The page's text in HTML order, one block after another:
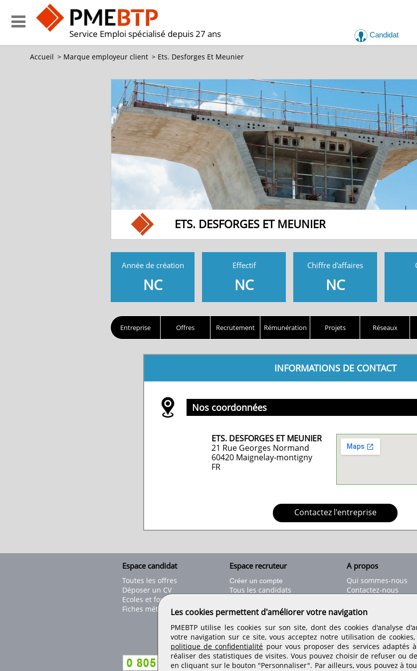
Service Emploi spécialisé depuis 27 ans Candidat
Accueil > Marque employeur client > Ets. Desforges Et Meunier
ETS. DESFORGES ET MEUNIER
Année de création
NC
Effectif
NC
Chiffre d'affaires
NC
Entreprise Offres Recrutement Rémunération Projets Réseaux
INFORMATIONS DE CONTACT
Nos coordonnées
ETS. DESFORGES ET MEUNIER
21 Rue Georges Normand
60420 Maignelay-montigny
FR
Contactez l'entreprise
Espace candidat
Toutes les offres
Déposer un CV
Ecoles et formations
Fiches métiers
Espace recruteur
Créer un compte
Tous les candidats
Déposer une offre de stage
Nos tarifs
A propos
Qui sommes-nous
Contactez-nous
Informations légales
Conditions générales
Rejoignez nos
Retrouvez-nous sur les réseaux sociaux
Les cookies permettent d'améliorer votre navigation
PMEBTP utilise les cookies sur son site, dont des cookies d'analyse
votre navigation sur ce site, vous acceptez notre utilisation de cookies,
politique de confidentialité pour vous proposer des services adaptés
réaliser des statistiques de visites. Vous pouvez choisir de refuser ou
en cliquant sur le bouton "Personnaliser". Par ailleurs, vous pouvez à